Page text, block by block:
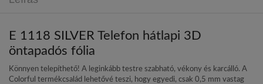
E 1118 SILVER Telefon hátlapi 3D
öntapadós fólia
Könnyen telepíthető! A leginkább testre szabható, vékony és karcálló. A
Colorful termékcsalád lehetővé teszi, hogy egyedi, csak 0,5 mm vastag